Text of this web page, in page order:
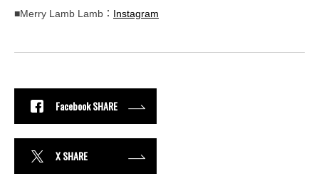
■Merry Lamb Lamb： Instagram
Facebook SHARE
X SHARE